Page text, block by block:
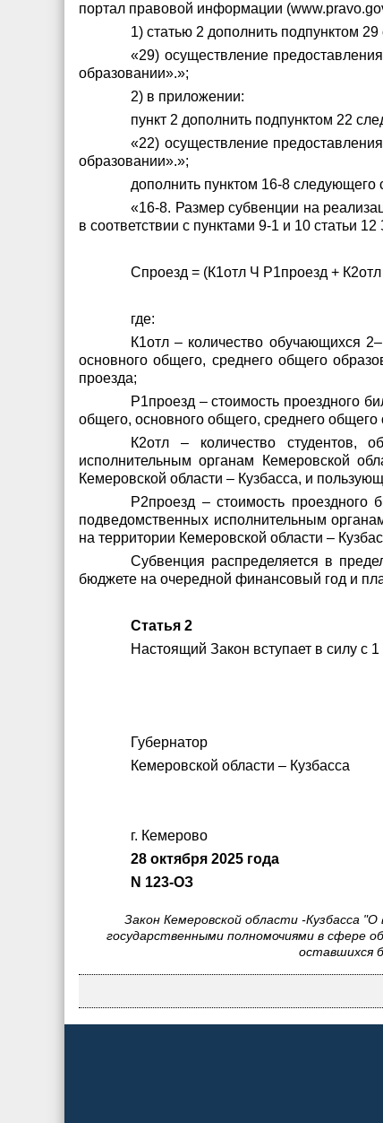
портал правовой информации
1) статью 2 дополнить подпунктом
«29) осуществление
образовании».»;
2) в приложении:
пункт 2 дополнить подпунктом 22
«22) осуществление
образовании».»;
дополнить пунктом 16-8 следующего
«16-8. Размер субвенции на
в соответствии с пунктами 9-1 и 10 статьи
Спроезд = (К1отл Ч Р1проезд +
где:
К1отл – количество обучающихся
основного общего, среднего общего
проезда;
Р1проезд – стоимость проездного
общего, основного общего, среднего
К2отл – количество студентов,
исполнительным органам Кемеровской
Кемеровской области – Кузбасса, и
Р2проезд – стоимость проездного
подведомственных исполнительным
на территории Кемеровской области –
Субвенция распределяется в
бюджете на очередной финансовый год и
Статья 2
Настоящий Закон вступает в силу с
Губернатор
Кемеровской области –
г. Кемерово
28 октября 2025 года
N 123-ОЗ
Закон Кемеровской области -Кузбасса
государственными полномочиями в сфере
оставшихся